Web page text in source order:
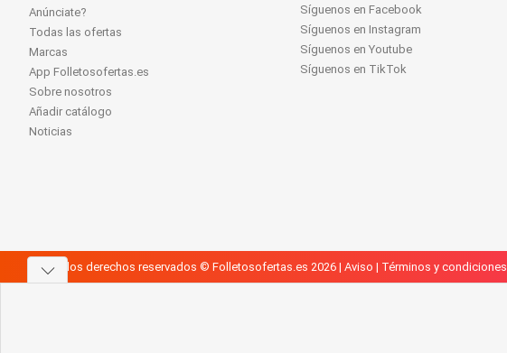
Anúnciate?
Todas las ofertas
Marcas
App Folletosofertas.es
Sobre nosotros
Añadir catálogo
Noticias
Síguenos en Facebook
Síguenos en Instagram
Síguenos en Youtube
Síguenos en TikTok
Todos los derechos reservados © Folletosofertas.es 2026 | Aviso | Términos y condiciones